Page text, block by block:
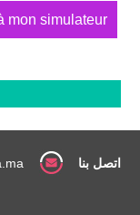
كمية
90
à
libération
اتصل بنا